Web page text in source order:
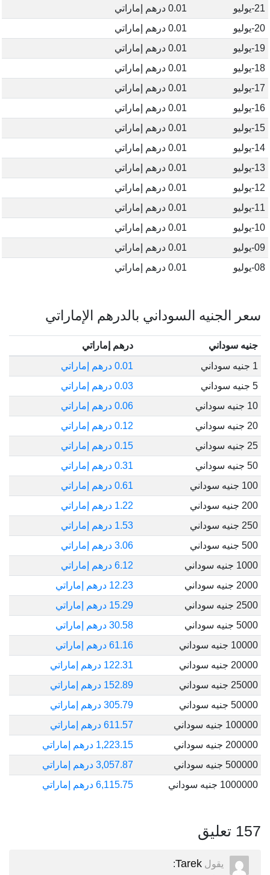
21-يوليو
0.01 درهم إماراتي
20-يوليو
0.01 درهم إماراتي
19-يوليو
0.01 درهم إماراتي
18-يوليو
0.01 درهم إماراتي
17-يوليو
0.01 درهم إماراتي
16-يوليو
0.01 درهم إماراتي
15-يوليو
0.01 درهم إماراتي
14-يوليو
0.01 درهم إماراتي
13-يوليو
0.01 درهم إماراتي
12-يوليو
0.01 درهم إماراتي
11-يوليو
0.01 درهم إماراتي
10-يوليو
0.01 درهم إماراتي
09-يوليو
0.01 درهم إماراتي
08-يوليو
0.01 درهم إماراتي
سعر الجنيه السوداني بالدرهم الإماراتي
جنيه سوداني
درهم إماراتي
1 جنيه سوداني
0.01 درهم إماراتي
5 جنيه سوداني
0.03 درهم إماراتي
10 جنيه سوداني
0.06 درهم إماراتي
20 جنيه سوداني
0.12 درهم إماراتي
25 جنيه سوداني
0.15 درهم إماراتي
50 جنيه سوداني
0.31 درهم إماراتي
100 جنيه سوداني
0.61 درهم إماراتي
200 جنيه سوداني
1.22 درهم إماراتي
250 جنيه سوداني
1.53 درهم إماراتي
500 جنيه سوداني
3.06 درهم إماراتي
1000 جنيه سوداني
6.12 درهم إماراتي
2000 جنيه سوداني
12.23 درهم إماراتي
2500 جنيه سوداني
15.29 درهم إماراتي
5000 جنيه سوداني
30.58 درهم إماراتي
10000 جنيه سوداني
61.16 درهم إماراتي
20000 جنيه سوداني
122.31 درهم إماراتي
25000 جنيه سوداني
152.89 درهم إماراتي
50000 جنيه سوداني
305.79 درهم إماراتي
100000 جنيه سوداني
611.57 درهم إماراتي
200000 جنيه سوداني
1,223.15 درهم إماراتي
500000 جنيه سوداني
3,057.87 درهم إماراتي
1000000 جنيه سوداني
6,115.75 درهم إماراتي
157 تعليق
يقول Tarek
: